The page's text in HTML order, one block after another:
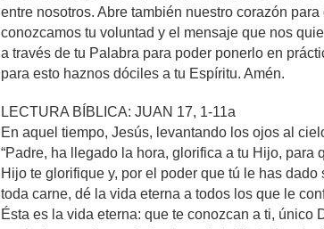
entre nosotros. Abre también nuestro corazón para
conozcamos tu voluntad y el mensaje que nos
a través de tu Palabra para poder ponerlo en
para esto haznos dóciles a tu Espíritu. Amén.
LECTURA BÍBLICA: JUAN 17, 1-11a
En aquel tiempo, Jesús, levantando los ojos al
“Padre, ha llegado la hora, glorifica a tu Hijo, para
Hijo te glorifique y, por el poder que tú le has dado
toda carne, dé la vida eterna a todos los que le
Ésta es la vida eterna: que te conozcan a ti, único